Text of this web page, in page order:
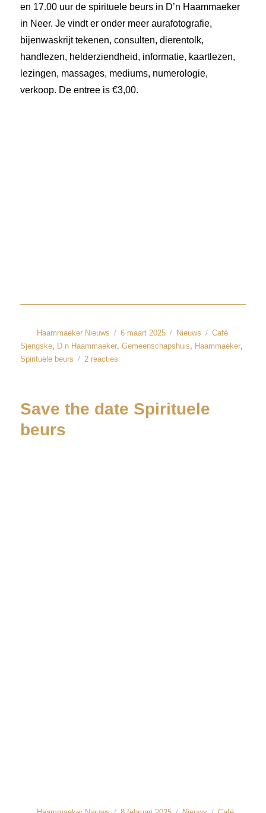
en 17.00 uur de spirituele beurs in D’n Haammaeker
in Neer. Je vindt er onder meer aurafotografie,
bijenwaskrijt tekenen, consulten, dierentolk,
handlezen, helderziendheid, informatie, kaartlezen,
lezingen, massages, mediums, numerologie,
verkoop. De entree is €3,00.
Haammaeker Nieuws 6 maart 2025 Nieuws
Café
Sjengske, D n Haammaeker,Gemeenschapshuis, Haammaeker,
Spirituele beurs 2 reacties
Save the date Spirituele
beurs